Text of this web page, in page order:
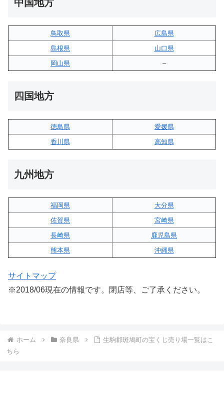
中国地方
鳥取県
広島県
島根県
山口県
岡山県
–
四国地方
徳島県
愛媛県
香川県
高知県
九州地方
福岡県
大分県
佐賀県
宮崎県
長崎県
鹿児島県
熊本県
沖縄県
サイトマップ
※2018/06現在の情報です。閉店等、ご了承ください。
ホーム 奈良県
生駒郡斑鳩町の宝くじ売り場一覧はこ
ちら